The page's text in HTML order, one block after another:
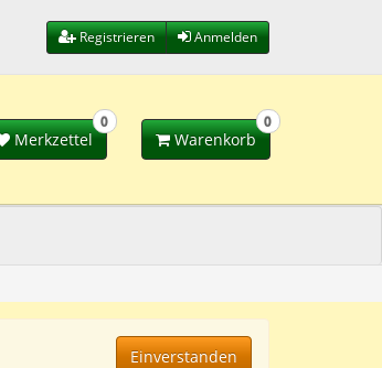
Registrieren Anmelden
Merkzettel
0 0
Warenkorb
Einverstanden